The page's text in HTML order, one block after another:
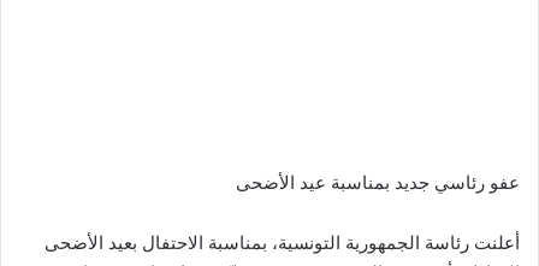
عفو رئاسي جديد بمناسبة عيد الأضحى
أعلنت رئاسة الجمهورية التونسية، بمناسبة الاحتفال بعيد الأضحى